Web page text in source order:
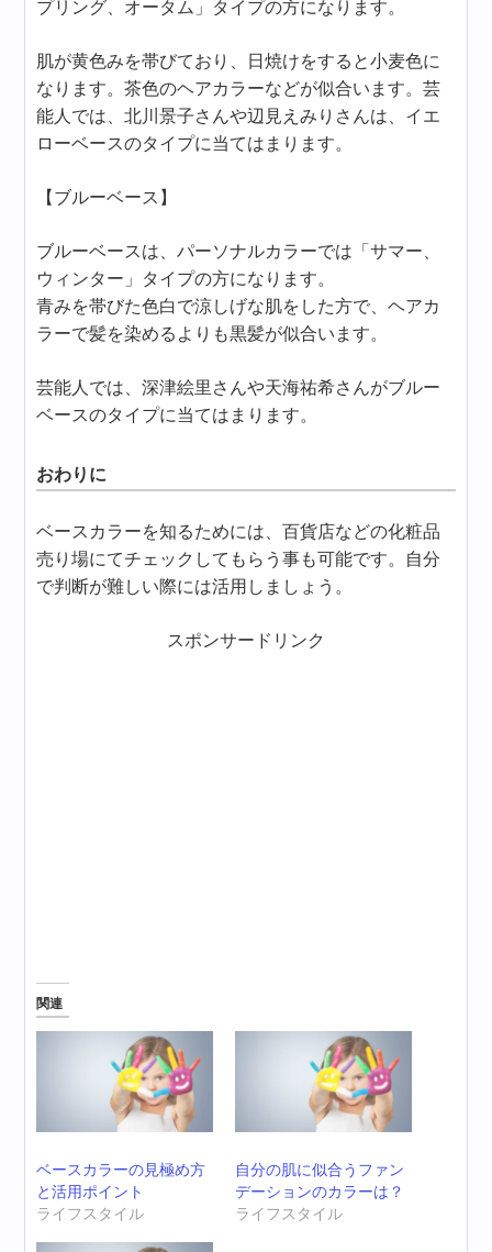
プリング、オータム」タイプの方になります。
肌が黄色みを帯びており、日焼けをすると小麦色に
なります。茶色のヘアカラーなどが似合います。芸
能人では、北川景子さんや辺見えみりさんは、イエ
ローベースのタイプに当てはまります。
【ブルーベース】
ブルーベースは、パーソナルカラーでは「サマー、
ウィンター」タイプの方になります。
青みを帯びた色白で涼しげな肌をした方で、ヘアカ
ラーで髪を染めるよりも黒髪が似合います。
芸能人では、深津絵里さんや天海祐希さんがブルー
ベースのタイプに当てはまります。
おわりに
ベースカラーを知るためには、百貨店などの化粧品
売り場にてチェックしてもらう事も可能です。自分
で判断が難しい際には活用しましょう。
スポンサードリンク
関連
ベースカラーの見極め方
と活用ポイント
ライフスタイル
自分の肌に似合うファン
デーションのカラーは？
ライフスタイル